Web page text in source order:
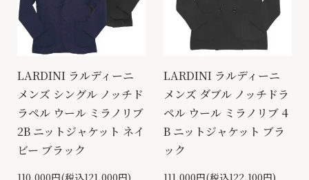
LARDINI ラルディーニ
メンズ シングル ノッチド
ラペル ウール ミラノリブ
2B ニットジャケット ネイ
ビー ブラック
110,000円(税込121,000円)
LARDINI ラルディーニ
メンズ ダブル ノッチドラ
ペル ウール ミラノリブ 4
B ニットジャケット ブラ
ック
111,000円(税込122,100円)